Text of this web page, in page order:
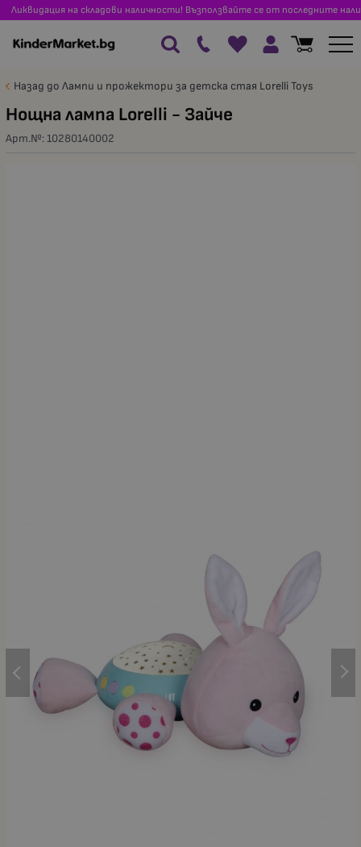
Ликвидация на складови наличности! Възползвайте се от последните
Назад до Лампи и прожектори за детска стая Lorelli Toys
Нощна лампа Lorelli - Зайче
Арт.№:10280140002